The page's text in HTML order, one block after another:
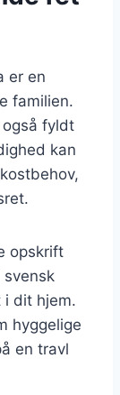
er en
familien.
også fyldt
kan
opskrift
svensk
i dit hjem.
hyggelige
en travl